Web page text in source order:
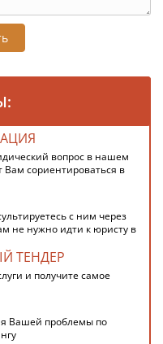
вопрос в нашем
сориентироваться в
с ним через
не нужно идти к юристу в
ТЕНДЕР
и получите самое
Вашей проблемы по